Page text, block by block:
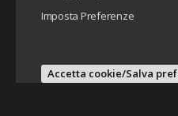
Imposta Preferenze
Accetta cookie/Salva